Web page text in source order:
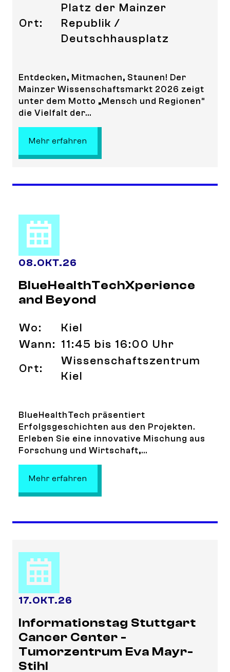
Ort:
Platz der Mainzer
Republik /
Deutschhausplatz
Entdecken, Mitmachen, Staunen! Der
Mainzer Wissenschaftsmarkt 2026 zeigt
unter dem Motto „Mensch und Regionen“
die Vielfalt der...
Mehr erfahren
08.OKT.26
BlueHealthTechXperience
and Beyond
Wo:
Kiel
Wann: 11:45 bis 16:00 Uhr
Ort:
Wissenschaftszentrum
Kiel
BlueHealthTech präsentiert
Erfolgsgeschichten aus den Projekten.
Erleben Sie eine innovative Mischung aus
Forschung und Wirtschaft,...
Mehr erfahren
17.OKT.26
Informationstag Stuttgart
Cancer Center -
Tumorzentrum Eva Mayr-
Stihl